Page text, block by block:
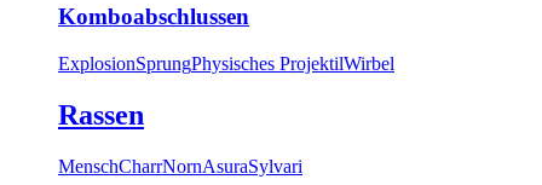
Komboabschlussen
ExplosionSprungPhysisches ProjektilWirbel
Rassen
MenschCharrNornAsuraSylvari